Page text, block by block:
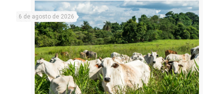
6 de agosto de 2026